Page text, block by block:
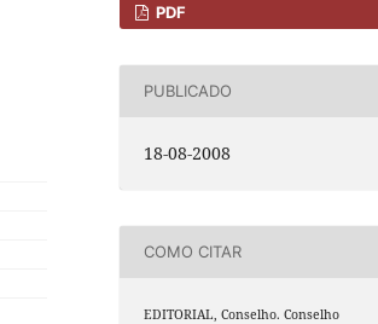
PDF
PUBLICADO
18-08-2008
COMO CITAR
EDITORIAL, Conselho. Conselho